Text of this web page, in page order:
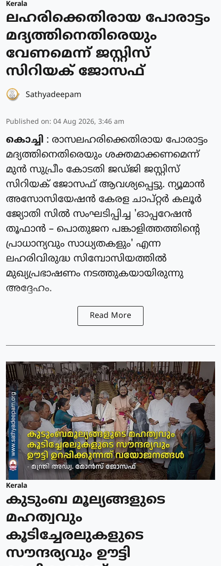
Kerala
ലഹരിക്കെതിരായ പോരാട്ടം
മദ്യത്തിനെതിരെയും
വേണമെന്ന് ജസ്റ്റിസ്
സിറിയക് ജോസഫ്
Sathyadeepam
Published on: 04 Aug 2026, 3:46 am
കൊച്ചി : രാസലഹരിക്കെതിരായ പോരാട്ടം
മദ്യത്തിനെതിരെയും ശക്തമാക്കണമെന്ന്
മുൻ സുപ്രീം കോടതി ജഡ്ജി ജസ്റ്റിസ്
സിറിയക് ജോസഫ് ആവശ്യപ്പെട്ടു. ന്യൂമാൻ
അസോസിയേഷൻ കേരള ചാപ്റ്റർ കലൂർ
ജ്യോതി സിൽ സംഘടിപ്പിച്ച 'ഓപ്പറേഷൻ
തൂഫാൻ – പൊതുജന പങ്കാളിത്തത്തിന്റെ
പ്രാധാന്യവും സാധ്യതകളും' എന്ന
ലഹരിവിരുദ്ധ സിമ്പോസിയത്തിൽ
മുഖ്യപ്രഭാഷണം നടത്തുകയായിരുന്നു
അദ്ദേഹം.
Read More
Kerala
കുടുംബ മൂല്യങ്ങളുടെ
മഹത്വവും
കൂടിച്ചേരലുകളുടെ
സൗന്ദര്യവും ഊട്ടി